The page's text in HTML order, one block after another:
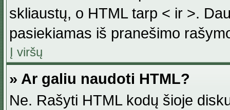
skliaustų, o HTML tarp < ir >.
pasiekiamas iš pranešimo
Į viršų
» Ar galiu naudoti HTML?
Ne. Rašyti HTML kodų šioje